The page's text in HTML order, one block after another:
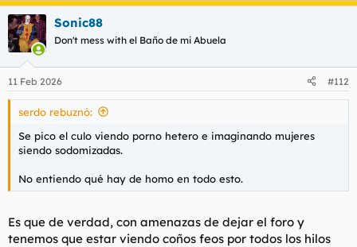
a
c
c
i
e
s
Sonic88
Don't mess with el Baño de mi Abuela
11 Feb 2026 #112
serdo rebuznó:
Se pico el culo viendo porno hetero e imaginando mujeres
siendo sodomizadas.
No entiendo qué hay de homo en todo esto.
Es que de verdad, con amenazas de dejar el foro y
tenemos que estar viendo coños feos por todos los hilos